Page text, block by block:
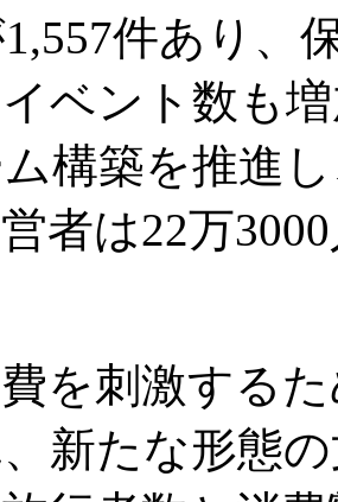
件あり、
ベント数も
ム構築を推進
者は22万
を刺激する
新たな形態